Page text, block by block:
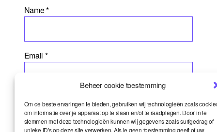
Beheer cookie toestemming
Om de beste ervaringen te bieden, gebruiken wij technologieën zoals
om informatie over je apparaat op te slaan en/of te raadplegen. Door in te
stemmen met deze technologieën kunnen wij gegevens zoals surfgedrag of
unieke ID's op deze site verwerken. Als je geen toestemming geeft of uw
Name*
Email *
Website